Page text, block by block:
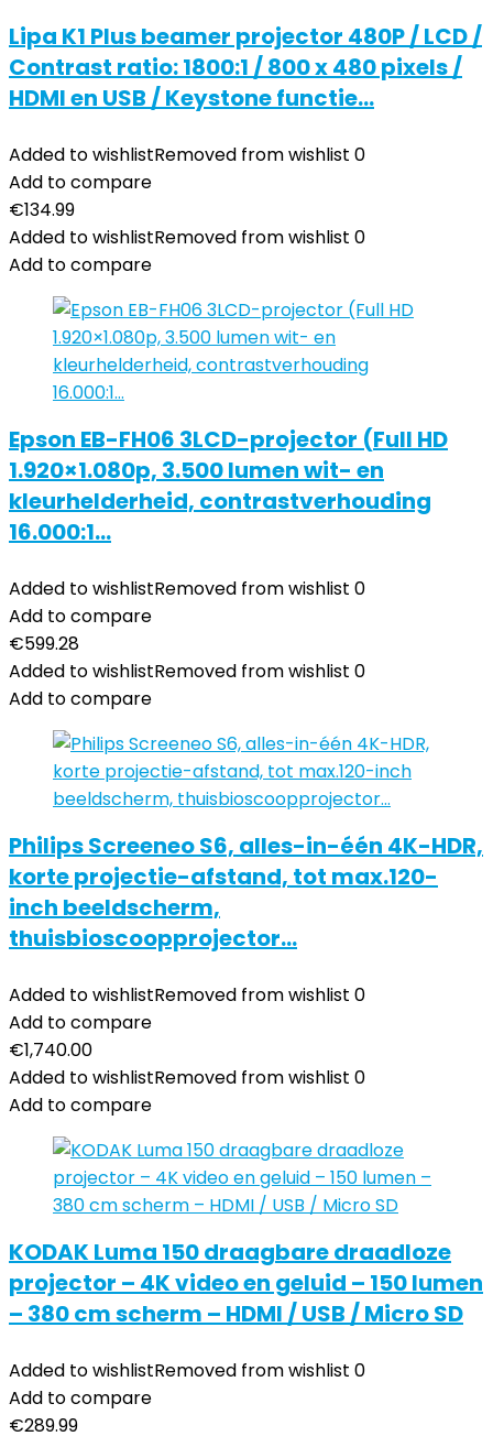
Lipa K1 Plus beamer projector 480P / LCD /
Contrast ratio: 1800:1 / 800 x 480 pixels /
HDMI en USB / Keystone functie…
Added to wishlistRemoved from wishlist 0
Add to compare
€134.99
Added to wishlistRemoved from wishlist 0
Add to compare
Epson EB-FH06 3LCD-projector (Full HD
1.920×1.080p, 3.500 lumen wit- en
kleurhelderheid, contrastverhouding
16.000:1…
Added to wishlistRemoved from wishlist 0
Add to compare
€599.28
Added to wishlistRemoved from wishlist 0
Add to compare
Philips Screeneo S6, alles-in-één 4K-HDR,
korte projectie-afstand, tot max.120-
inch beeldscherm,
thuisbioscoopprojector…
Added to wishlistRemoved from wishlist 0
Add to compare
€1,740.00
Added to wishlistRemoved from wishlist 0
Add to compare
KODAK Luma 150 draagbare draadloze
projector – 4K video en geluid – 150 lumen
– 380 cm scherm – HDMI / USB / Micro SD
Added to wishlistRemoved from wishlist 0
Add to compare
€289.99